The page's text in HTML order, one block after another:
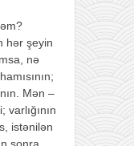
hər şeyin
nə
Mən –
varlığının
istənilən